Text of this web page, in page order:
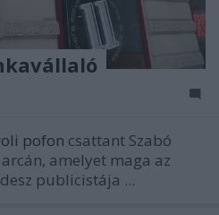
pofon csattant Szabó
amelyet maga az
publicistája ...